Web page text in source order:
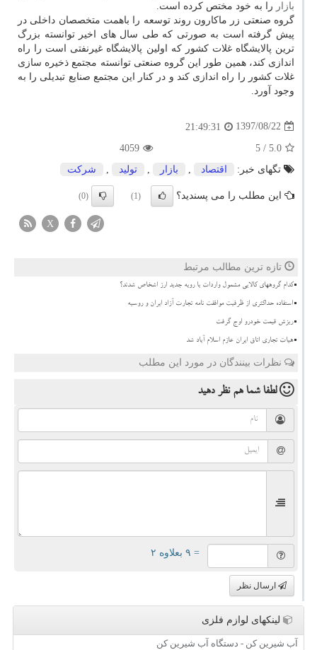
بازار را به خود مختص كرده است.
گروه صنعتی زر ماكارون روند توسعه را باهمت متخصصان داخلی در
پیش گرفته است به صورتی كه طی سال های اخیر توانسته بزرگ
ترین پالایشگاه غلات كشور كه اولین پالایشگاه غیرنفتی است را راه
اندازی كند، همین طور این گروه صنعتی توانسته مجتمع ذخیره سازی
غلات كشور را راه اندازی كند و در كنار این مجتمع صنایع تبدیلی را به
وجود آورد.
1397/08/22
21:49:31
5.0
/ 5
4059
تگهای خبر:
اقتصاد , بازار , تولید , شركت
این مطلب را می پسندید؟ (1)
(0)
X
تازه ترین مطالب مرتبط
کدام گروههای کالایی مشمول واردات با رویه جدید ارز اشخاص شدند؟
استفاده حداکثری از ظرفیت موافقت نامه تجارت آزاد ایران و روسیه
ریزش قیمت خودرو اوج گرفت
هیات تجاری اتاق ایران عازم اسلام آباد شد
نظرات بینندگان در مورد این مطلب
لطفا شما همنظر دهید
= ۹ بعلاوه ۲
ارسال نظر
لینکهای لوازم فلزی
آب شیرین کن - دستگاه آب شیرین کن